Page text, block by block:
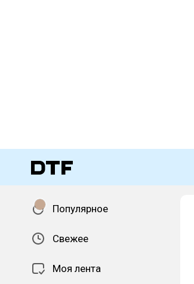
Популярное
Свежее
Моя лента